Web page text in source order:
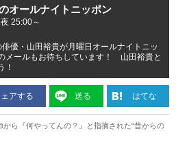
オールナイトニッポン
25:00～
優・山田裕貴が月曜日オールナイトニッ
ールもお待ちしています！ 山田裕貴と
！
アする 送る はてな
から『何やってんの？』と指摘された“昔からの